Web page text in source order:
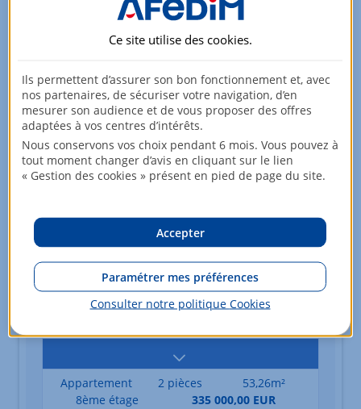
Appartement 2 pièces
53,26m²
Appartement 2 pièces
7ème étage
330 000,00 EUR
330 000,00 EUR
Appartement 2 pièces
53,26m²
8ème étage
335 000,00 EUR
Appartement 2 pièces
53,26m²
8ème étage
335 000,00 EUR
Ce site utilise des cookies.
Ils permettent d’assurer son bon fonctionnement et, avec
nos partenaires, de sécuriser votre navigation, d’en
mesurer son audience et de vous proposer des offres
adaptées à vos centres d’intérêts.
Nous conservons vos choix pendant 6 mois. Vous pouvez à
tout moment changer d’avis en cliquant sur le lien
« Gestion des cookies » présent en pied de page du site.
Accepter
Paramétrer mes préférences
Consulter notre politique Cookies